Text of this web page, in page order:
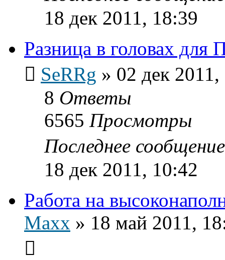
18 дек 2011, 18:39
Разница в головах
SeRRg » 02 дек
8 Ответы
6565 Просмотры
Последнее
18 дек 2011, 10:42
Работа на
Maxx » 18 май 2011,